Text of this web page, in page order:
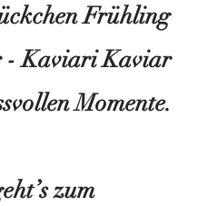
Frühling
- Kaviari Kaviar
Momente.
zum